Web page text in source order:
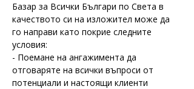
Базар за Всички Българи по Света в
качеството си на изложител може да
го направи като покрие следните
условия:
- Поемане на ангажимента да
отговаряте на всички въпроси от
потенциали и настоящи клиенти